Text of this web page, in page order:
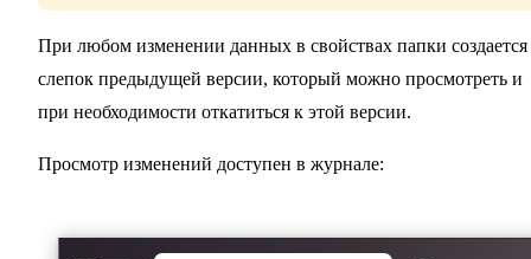
При любом изменении данных в свойствах папки создается
слепок предыдущей версии, который можно просмотреть и
при необходимости откатиться к этой версии.
Просмотр изменений доступен в журнале: